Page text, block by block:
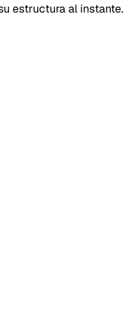
estructura al instante.